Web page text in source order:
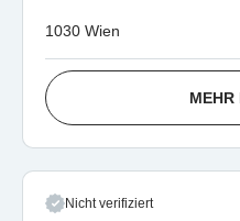
1030 Wien
MEHR
Nicht verifiziert